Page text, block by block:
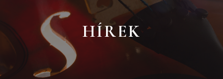
HÍREK